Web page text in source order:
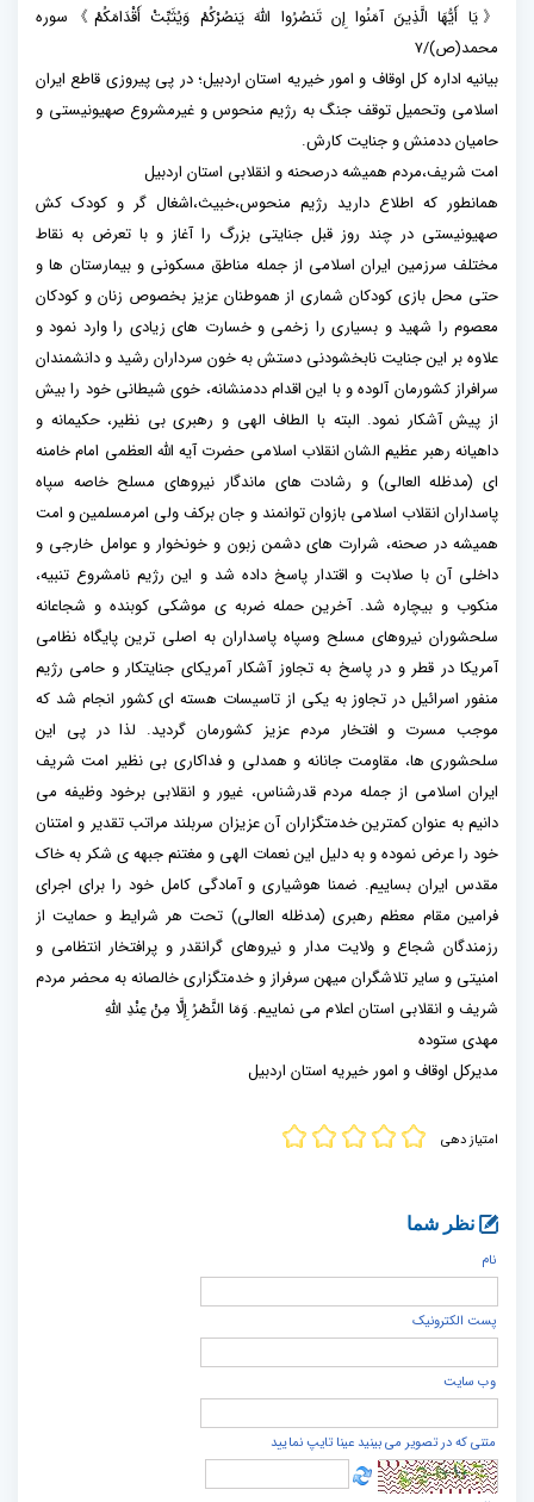
《يَا أَيُّهَا الَّذِينَ آمَنُوا إِن تَنصُرُوا اللَّهَ يَنصُرْكُمْ وَيُثَبِّتْ أَقْدَامَكُمْ》سوره
محمد(ص)/۷
بیانیه اداره کل اوقاف و امور خیریه استان اردبیل؛ در پی پیروزی قاطع ایران
اسلامی وتحمیل توقف جنگ به رژیم منحوس و غیرمشروع صهیونیستی و
حامیان ددمنش و جنایت کارش.
امت شریف،مردم همیشه درصحنه و انقلابی استان اردبیل
همانطور که اطلاع دارید رژیم منحوس،خبیث،اشغال گر و کودک کش
صهیونیستی در چند روز قبل جنایتی بزرگ را آغاز و با تعرض به نقاط
مختلف سرزمین ایران اسلامی از جمله مناطق مسکونی و بیمارستان ها و
حتی محل بازی کودکان شماری از هموطنان عزیز بخصوص زنان و کودکان
معصوم را شهید و بسیاری را زخمی و خسارت های زیادی را وارد نمود و
علاوه بر این جنایت نابخشودنی دستش به خون سرداران رشید و دانشمندان
سرافراز کشورمان آلوده و با این اقدام ددمنشانه، خوی شیطانی خود را بیش
از پیش آشکار نمود. البته با الطاف الهی و رهبری بی نظیر، حکیمانه و
داهیانه رهبر عظیم الشان انقلاب اسلامی حضرت آیه الله العظمی امام خامنه
ای (مدظله العالی) و رشادت های ماندگار نیروهای مسلح خاصه سپاه
پاسداران انقلاب اسلامی بازوان توانمند و جان برکف ولی امرمسلمین و امت
همیشه در صحنه، شرارت های دشمن زبون و خونخوار و عوامل خارجی و
داخلی آن با صلابت و اقتدار پاسخ داده شد و این رژیم نامشروع تنبیه،
منکوب و بیچاره شد. آخرین حمله ضربه ی موشکی کوبنده و شجاعانه
سلحشوران نیروهای مسلح وسپاه پاسداران به اصلی ترین پایگاه نظامی
آمریکا در قطر و در پاسخ به تجاوز آشکار آمریکای جنایتکار و حامی رژیم
منفور اسرائیل در تجاوز به یکی از تاسیسات هسته ای کشور انجام شد که
موجب مسرت و افتخار مردم عزیز کشورمان گردید. لذا در پی این
سلحشوری ها، مقاومت جانانه و همدلی و فداکاری بی نظیر امت شریف
ایران اسلامی از جمله مردم قدرشناس، غیور و انقلابی برخود وظیفه می
دانیم به عنوان کمترین خدمتگزاران آن عزیزان سربلند مراتب تقدیر و امتنان
خود را عرض نموده و به دلیل این نعمات الهی و مغتنم جبهه ی شکر به خاک
مقدس ایران بساییم. ضمنا هوشیاری و آمادگی کامل خود را برای اجرای
فرامین مقام معظم رهبری (مدظله العالی) تحت هر شرایط و حمایت از
رزمندگان شجاع و ولایت مدار و نیروهای گرانقدر و پرافتخار انتظامی و
امنیتی و سایر تلاشگران میهن سرفراز و خدمتگزاری خالصانه به محضر مردم
شریف و انقلابی استان اعلام می نماییم. وَمَا النَّصْرُ إِلَّا مِنْ عِنْدِ اللَّهِ
مهدی ستوده
مدیرکل اوقاف و امور خیریه استان اردبیل
امتیاز دهی
نظر شما
نام
پست الكترونيک
وب سایت
متنی که در تصویر می بینید عینا تایپ نمایید